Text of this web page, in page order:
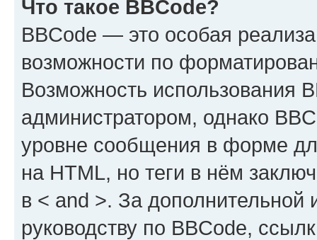
Что такое BBCode?
BBCode — это особая
возможности по
Возможность использования
администратором, однако
уровне сообщения в форме
на HTML, но теги в нём
в < and >. За
руководству по BBCode,